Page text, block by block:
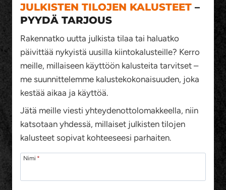
JULKISTEN TILOJEN KALUSTEET –
PYYDÄ TARJOUS
Rakennatko uutta julkista tilaa tai haluatko
päivittää nykyistä uusilla kiintokalusteille? Kerro
meille, millaiseen käyttöön kalusteita tarvitset –
me suunnittelemme kalustekokonaisuuden, joka
kestää aikaa ja käyttöä.
Jätä meille viesti yhteydenottolomakkeella, niin
katsotaan yhdessä, millaiset julkisten tilojen
kalusteet sopivat kohteeseesi parhaiten.
Nimi *